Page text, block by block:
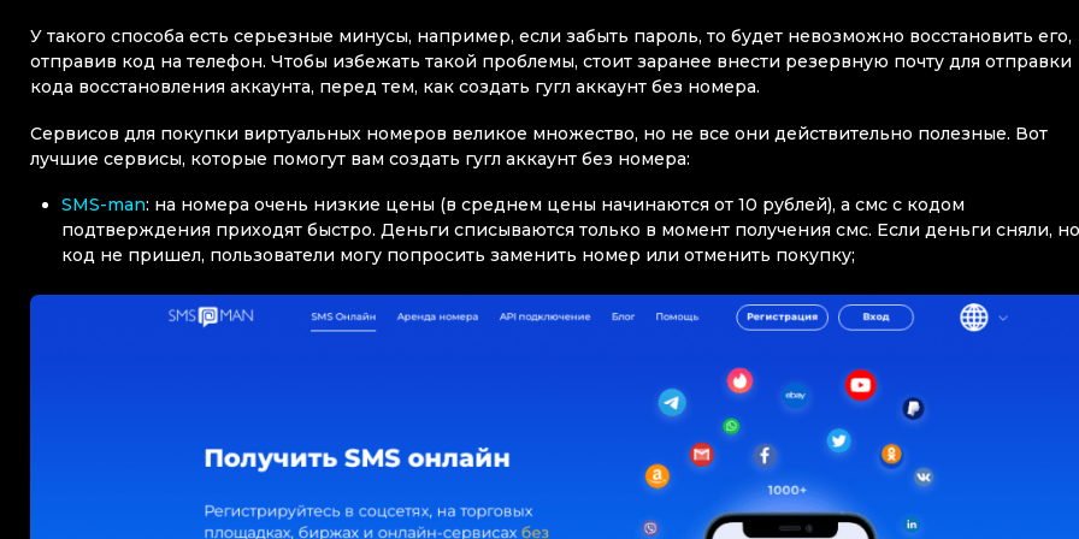
У такого способа есть серьезные минусы, например, если забыть пароль, то будет невозможно восстановить его,
отправив код на телефон. Чтобы избежать такой проблемы, стоит заранее внести резервную почту для отправки
кода восстановления аккаунта, перед тем, как создать гугл аккаунт без номера.
Сервисов для покупки виртуальных номеров великое множество, но не все они действительно полезные. Вот
лучшие сервисы, которые помогут вам создать гугл аккаунт без номера:
SMS-man: на номера очень низкие цены (в среднем цены начинаются от 10 рублей), а смс с кодом
подтверждения приходят быстро. Деньги списываются только в момент получения смс. Если деньги сняли,
код не пришел, пользователи могу попросить заменить номер или отменить покупку;